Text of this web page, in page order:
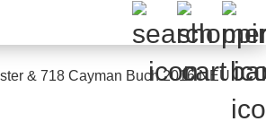
& 718 Cayman Buch 2016 NEU